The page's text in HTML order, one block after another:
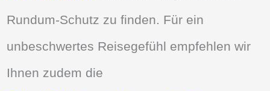
Rundum-Schutz zu finden. Für ein
unbeschwertes Reisegefühl empfehlen wir
Ihnen zudem die